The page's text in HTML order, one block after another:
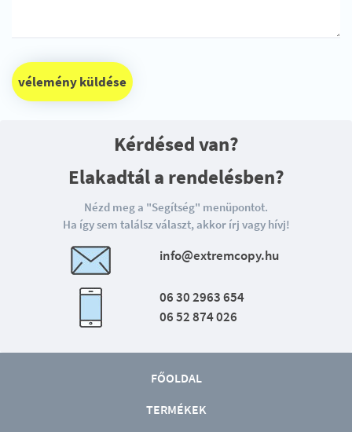
vélemény küldése
Kérdésed van?
Elakadtál a rendelésben?
Nézd meg a "Segítség" menüpontot.
Ha így sem találsz választ, akkor írj vagy hívj!
info@extremcopy.hu
06 30 2963 654
06 52 874 026
FŐOLDAL
TERMÉKEK